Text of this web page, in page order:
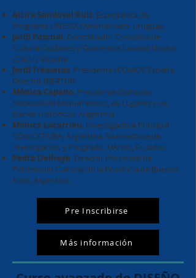
Alcira Sandoval Ruiz. Especialista de
Programa UNESCO-Montevideo. Uruguay.
Jordi Pascual. Coordinador Comisión de
Cultura Ciudades y Gobiernos Locales Unidos
(CGLU). España
Jordi Tresseras. Presidente ICOMOS España.
Director IBERTUR.
Mónica Capano. Presidente Comisión
Nacional de Monumentos, de Lugares y de
Bienes Históricos. Argentina.
Mónica Lacarrieu. Investigadora Principal
CONICET-UBA, Argentina. Vicerrectora de
Investigación y Posgrado, UArtes, Ecuador
Pedro Delheye. Director Provincial de
Patrimonio Cultural de la Provincia de Buenos
Aires, Argentina.
Pre Inscribirse
Más información